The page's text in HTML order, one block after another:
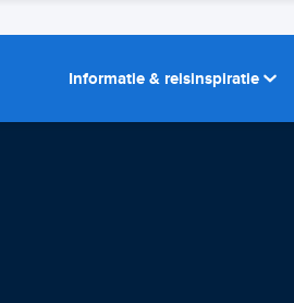
Informatie & reisinspiratie